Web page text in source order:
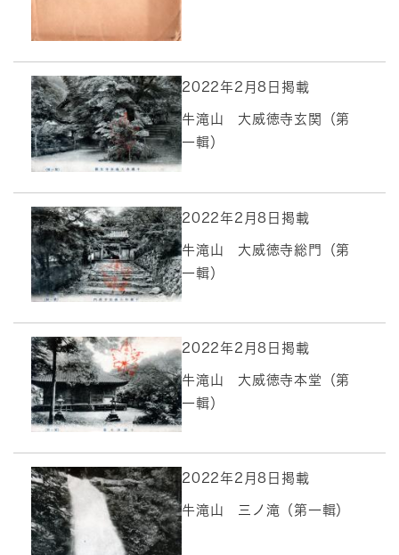
2022年2月8日掲載
牛滝山 大威徳寺玄関（第
一輯）
2022年2月8日掲載
牛滝山 大威徳寺総門（第
一輯）
2022年2月8日掲載
牛滝山 大威徳寺本堂（第
一輯）
2022年2月8日掲載
牛滝山 三ノ滝（第一輯）